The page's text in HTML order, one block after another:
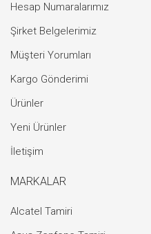
Hesap Numaralarımız
Şirket Belgelerimiz
Müşteri Yorumları
Kargo Gönderimi
Ürünler
Yeni Ürünler
İletişim
MARKALAR
Alcatel Tamiri